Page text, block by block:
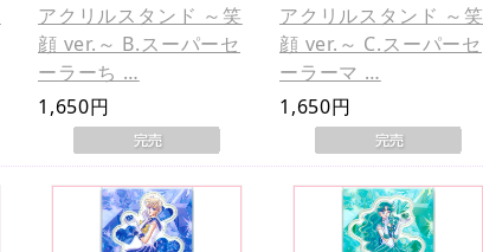
アクリルスタンド ～笑
顔 ver.～ B.スーパーセ
ーラーち …
1,650円
アクリルスタンド ～笑
顔 ver.～ C.スーパーセ
ーラーマ …
1,650円